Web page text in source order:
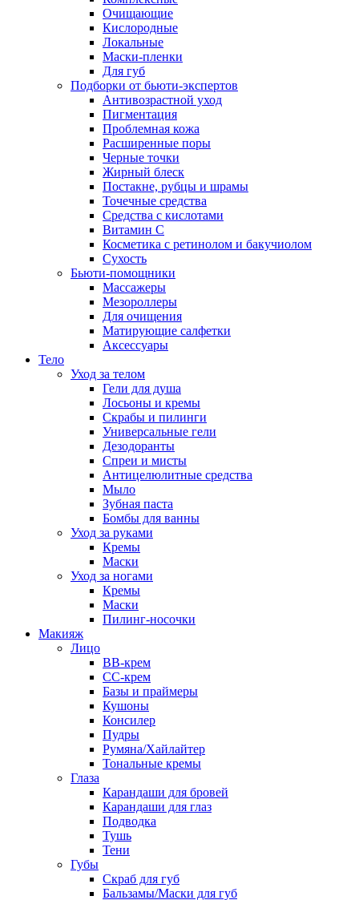
Очищающие
Кислородные
Локальные
Маски-пленки
Для губ
Подборки от бьюти-экспертов
Антивозрастной уход
Пигментация
Проблемная кожа
Расширенные поры
Черные точки
Жирный блеск
Постакне, рубцы и шрамы
Точечные средства
Средства с кислотами
Витамин С
Косметика с ретинолом и бакучиолом
Сухость
Бьюти-помощники
Массажеры
Мезороллеры
Для очищения
Матирующие салфетки
Аксессуары
Тело
Уход за телом
Гели для душа
Лосьоны и кремы
Скрабы и пилинги
Универсальные гели
Дезодоранты
Спреи и мисты
Антицелюлитные средства
Мыло
Зубная паста
Бомбы для ванны
Уход за руками
Кремы
Маски
Уход за ногами
Кремы
Маски
Пилинг-носочки
Макияж
Лицо
ВВ-крем
СС-крем
Базы и праймеры
Кушоны
Консилер
Пудры
Румяна/Хайлайтер
Тональные кремы
Глаза
Карандаши для бровей
Карандаши для глаз
Подводка
Тушь
Тени
Губы
Скраб для губ
Бальзамы/Маски для губ